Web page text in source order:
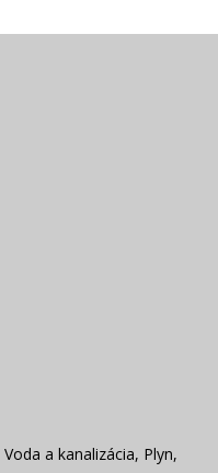
Voda a kanalizácia, Plyn,